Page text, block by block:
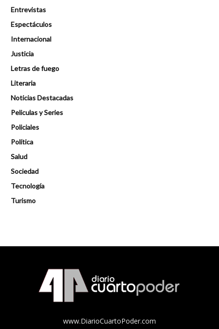
Entrevistas
Espectáculos
Internacional
Justicia
Letras de fuego
Literaria
Noticias Destacadas
Peliculas y Series
Policiales
Política
Salud
Sociedad
Tecnología
Turismo
www.DiarioCuartoPoder.com